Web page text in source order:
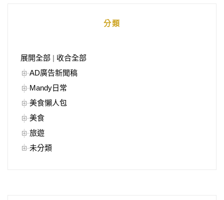
分類
展開全部 | 收合全部
AD廣告新聞稿
Mandy日常
美食懶人包
美食
旅遊
未分類